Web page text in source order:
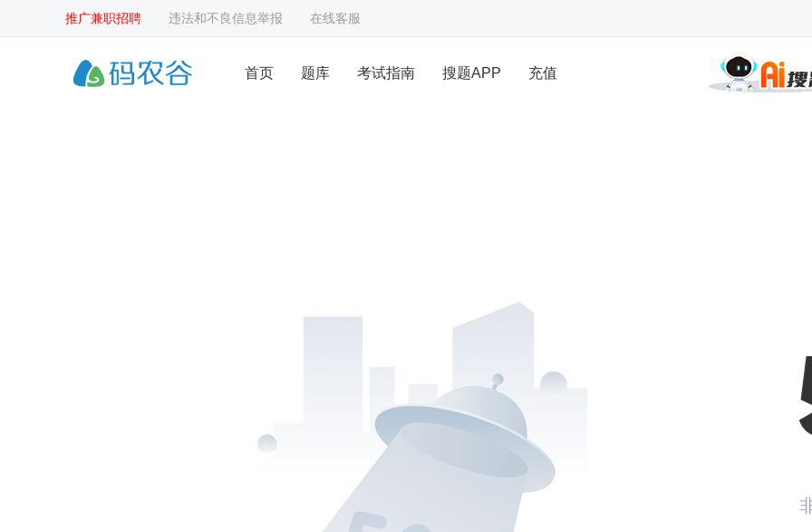
推广兼职招聘 违法和不良信息举报 在线客服
首页 题库 考试指南 搜题APP 充值